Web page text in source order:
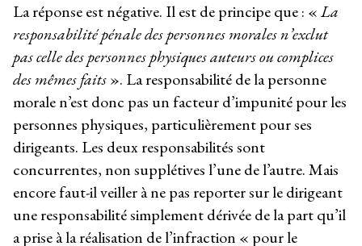
La réponse est négative. Il est de principe que : «La
responsabilité pénale des personnes morales n’exclut
pas celle des personnes physiques auteurs ou complices
des mêmes faits». La responsabilité de la personne
morale n’est donc pas un facteur d’impunité pour les
personnes physiques, particulièrement pour ses
dirigeants. Les deux responsabilités sont
concurrentes, non supplétives l’une de l’autre. Mais
encore faut-il veiller à ne pas reporter sur le dirigeant
une responsabilité simplement dérivée de la part qu’il
a prise à la réalisation de l’infraction « pour le